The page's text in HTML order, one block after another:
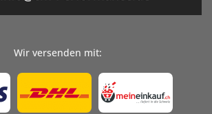
Wir versenden mit: